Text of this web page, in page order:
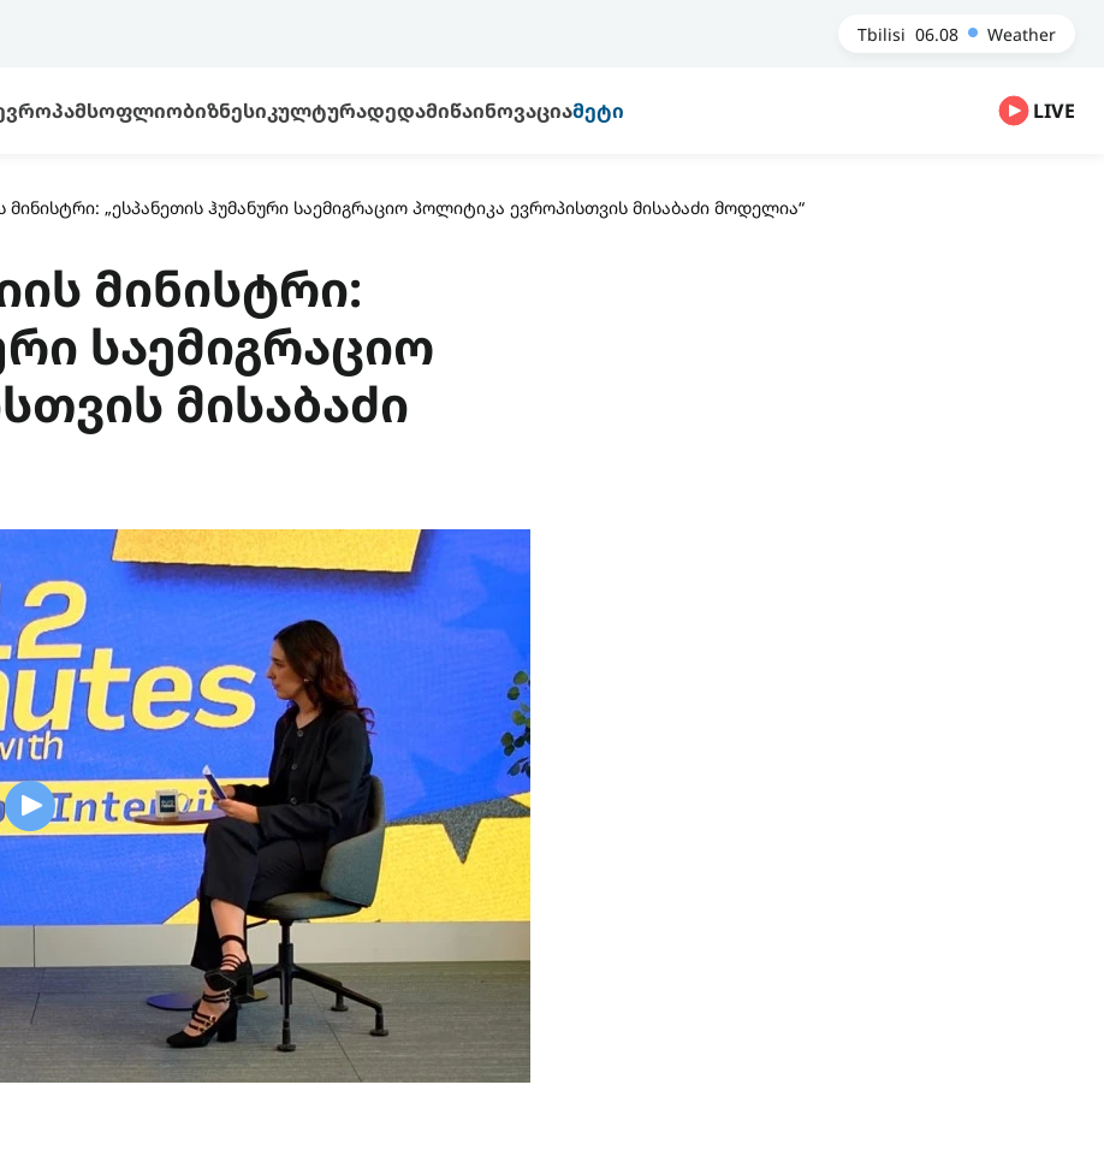
Tbilisi 06.08 Weather
ᲛᲡᲝᲤᲚᲘᲝᲑᲘᲖᲜᲔᲡᲘᲙᲣᲚᲢᲣᲠᲐᲓᲔᲓᲐᲛᲘᲬᲐᲘᲜᲝᲕᲐᲪᲘᲐᲛᲔᲢᲘ LIVE
მინისტრი: „ესპანეთის ჰუმანური საემიგრაციო პოლიტიკა ევროპისთვის მისაბაძი მოდელია“
მინისტრი:
საემიგრაციო
მისაბაძი